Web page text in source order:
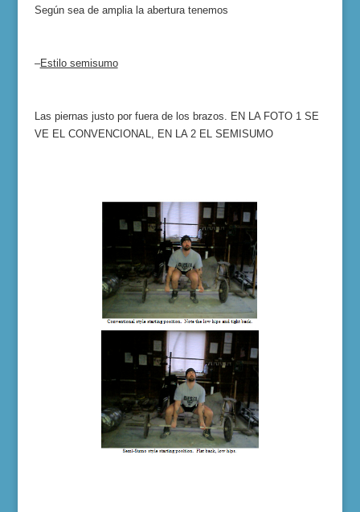
Según sea de amplia la abertura tenemos
–Estilo semisumo
Las piernas justo por fuera de los brazos. EN LA FOTO 1 SE
VE EL CONVENCIONAL, EN LA 2 EL SEMISUMO